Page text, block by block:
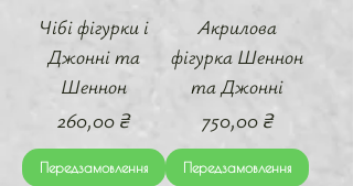
Чібі фігурки і
Джонні та
Шеннон
Ціна
260,00 ₴
Передзамовлення
Акрилова
фігурка Шеннон
та Джонні
Ціна
750,00 ₴
Передзамовлення